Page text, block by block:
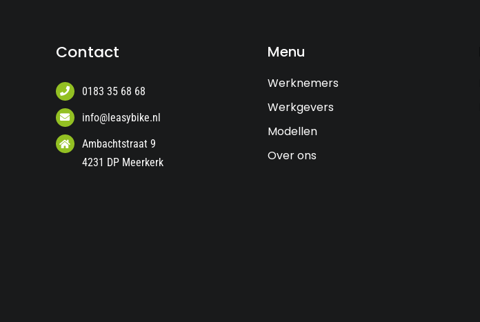
Contact
0183 35 68 68
info@leasybike.nl
Ambachtstraat 9
4231 DP Meerkerk
Menu
Werknemers
Werkgevers
Modellen
Over ons